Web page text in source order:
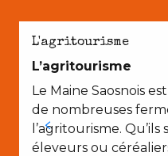
L'agritourisme
L’agritourisme
Le Maine Saosnois
de nombreuses
l’agritourisme.
éleveurs ou